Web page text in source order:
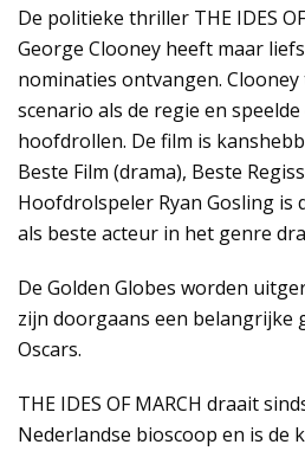
De politieke thriller THE IDES
George Clooney heeft maar
nominaties ontvangen.
scenario als de regie en
hoofdrollen. De film is
Beste Film (drama), Beste
Hoofdrolspeler Ryan Gosling is
als beste acteur in het genre
De Golden Globes worden
zijn doorgaans een belangrijke
Oscars.
THE IDES OF MARCH draait
Nederlandse bioscoop en is de